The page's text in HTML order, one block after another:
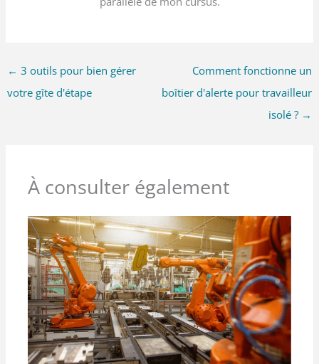
← 3 outils pour bien gérer
votre gîte d'étape
Comment fonctionne un
boîtier d'alerte pour travailleur
isolé ? →
À consulter également